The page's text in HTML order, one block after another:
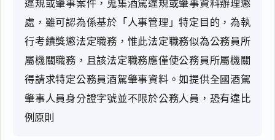
違規或肇事案件，蒐集酒駕違規或肇事資料辦理懲
處，雖可認為係基於「人事管理」特定目的，為執
行考績獎懲法定職務，惟此法定職務似為公務員所
屬機關職務，且該法定職務應僅使公務員所屬機關
得請求特定公務員酒駕肇事資料。如提供全國酒駕
肇事人員身分證字號並不限於公務人員，恐有違比
例原則